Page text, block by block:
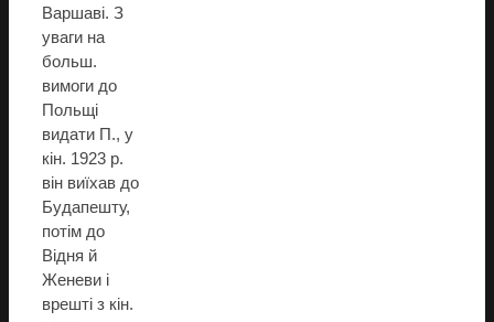
Варшаві. З
уваги на
больш.
вимоги до
Польщі
видати П., у
кін. 1923 р.
він виїхав до
Будапешту,
потім до
Відня й
Женеви і
врешті з кін.